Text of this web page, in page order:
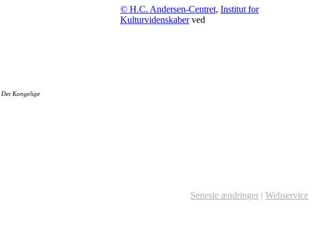
Det Kongelige
© H.C. Andersen-Centret, Institut for
Kulturvidenskaberved
Seneste ændringer | Webservice